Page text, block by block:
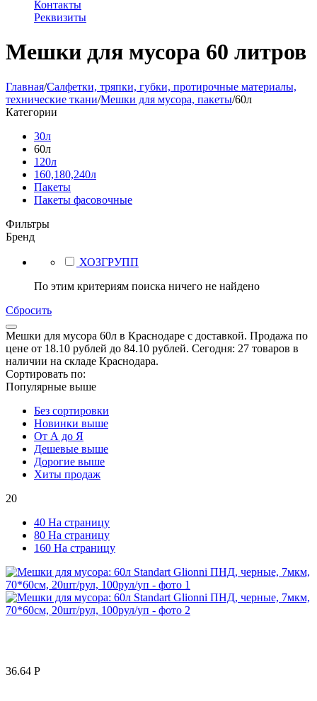
Контакты
Реквизиты
Мешки для мусора 60 литров
Главная/Салфетки, тряпки, губки, протирочные материалы,
технические ткани/Мешки для мусора, пакеты/60л
Категории
30л
60л
120л
160,180,240л
Пакеты
Пакеты фасовочные
Фильтры
Бренд
ХОЗГРУПП
По этим критериям поиска ничего не найдено
Сбросить
Мешки для мусора 60л в Краснодаре с доставкой. Продажа по
цене от 18.10 рублей до 84.10 рублей. Сегодня: 27 товаров в
наличии на складе Краснодара.
Сортировать по:
Популярные выше
Без сортировки
Новинки выше
От А до Я
Дешевые выше
Дорогие выше
Хиты продаж
20
40 На страницу
80 На страницу
160 На страницу
36.64 Р